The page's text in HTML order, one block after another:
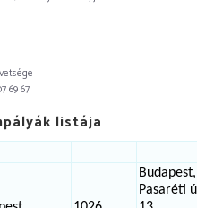
69 67
listája
Budapest,
Pasaréti